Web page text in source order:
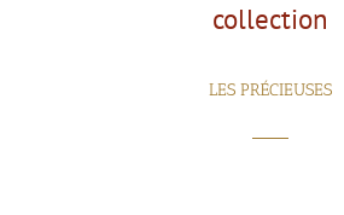
collection
LES PRÉCIEUSES